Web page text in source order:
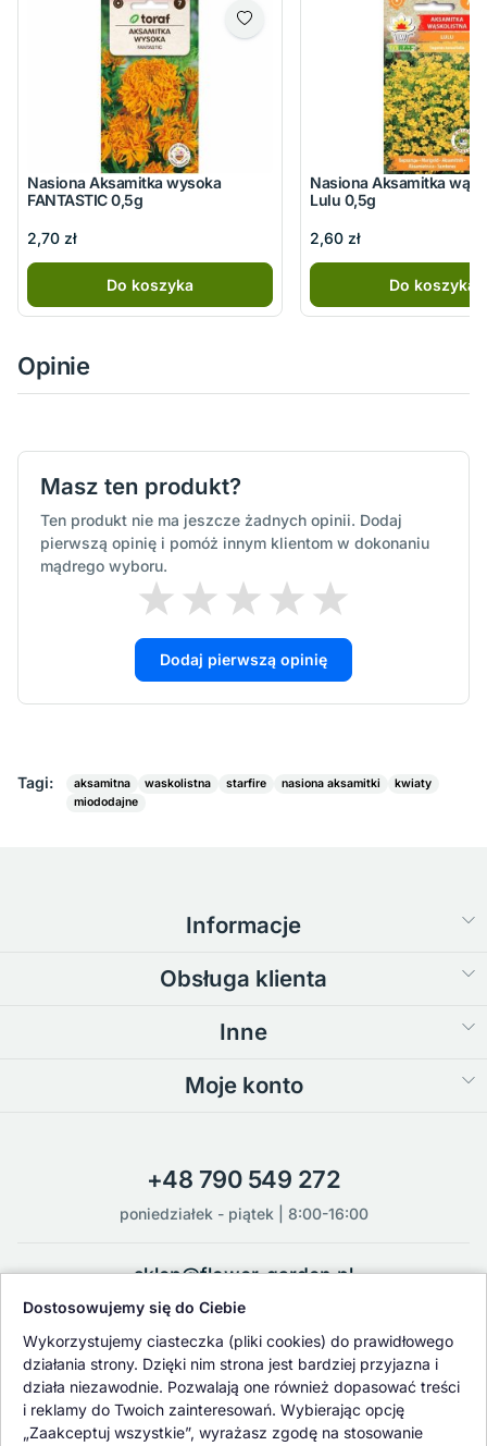
Nasiona Aksamitka wysoka
FANTASTIC 0,5g
2,70 zł
Do koszyka
Nasiona Aksamitka
Lulu 0,5g
2,60 zł
Do koszyka
Opinie
Masz ten produkt?
Ten produkt nie ma jeszcze żadnych opinii. Dodaj
pierwszą opinię i pomóż innym klientom w dokonaniu
mądrego wyboru.
Dodaj pierwszą opinię
Tagi: aksamitna waskolistna starfire nasiona aksamitki
kwiaty
miododajne
Informacje
Obsługa klienta
Inne
Moje konto
+48 790 549 272
poniedziałek - piątek | 8:00-16:00
sklep@flower-garden.pl
Oferowane przez nas rośliny i nasiona podlegają regularnej ścisłej
kontroli jakości oraz kontroli zdrowotnej przeprowadzanej przez
wykwalifikowane osoby z Państwowej Inspekcji Ochrony Roślin i
Nasiennictwa.
Dostosowujemy się do Ciebie
Wykorzystujemy ciasteczka (pliki cookies) do prawidłowego
działania strony. Dzięki nim strona jest bardziej przyjazna i
działa niezawodnie. Pozwalają one również dopasować treści
i reklamy do Twoich zainteresowań. Wybierając opcję
„Zaakceptuj wszystkie”, wyrażasz zgodę na stosowanie